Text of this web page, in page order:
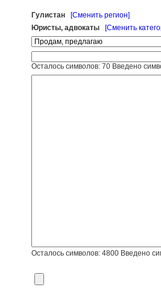
Гулистан
[Сменить регион]
Юристы, адвокаты
[Сменить
Осталось символов: 70Введено
Осталось символов: 4800Введено